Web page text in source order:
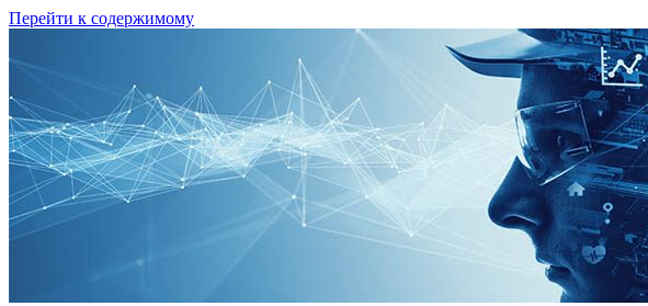
Перейти к содержимому